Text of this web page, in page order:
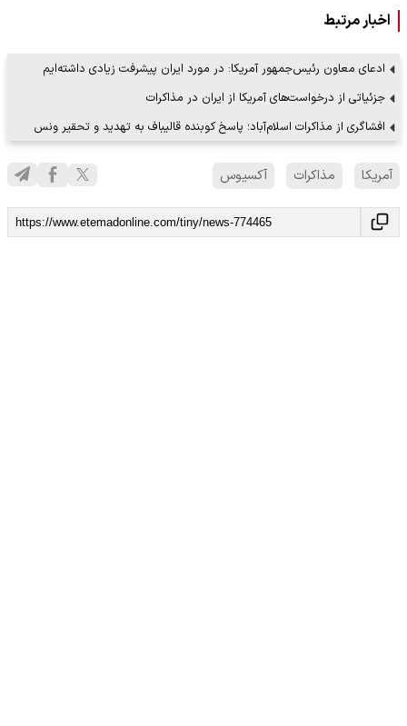
اخبار مرتبط
ادعای معاون رئیس‌جمهور آمریکا: در مورد ایران پیشرفت زیادی داشته‌ایم
جزئیاتی از درخواست‌های آمریکا از ایران در مذاکرات
افشاگری از مذاکرات اسلام‌آباد؛ پاسخ کوبنده قالیباف به تهدید و تحقیر ونس
آمریکا مذاکرات آکسیوس